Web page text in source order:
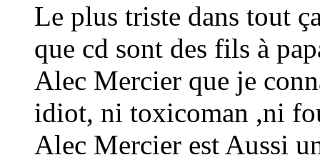
Le plus triste dans tout
que cd sont des fils à
Alec Mercier que je
idiot, ni toxicoman ,ni
Alec Mercier est Aussi